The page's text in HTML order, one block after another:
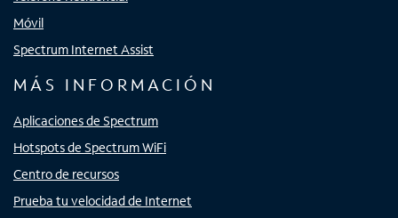
Móvil
Spectrum Internet Assist
MÁS INFORMACIÓN
Aplicaciones de Spectrum
Hotspots de Spectrum WiFi
Centro de recursos
Prueba tu velocidad de Internet